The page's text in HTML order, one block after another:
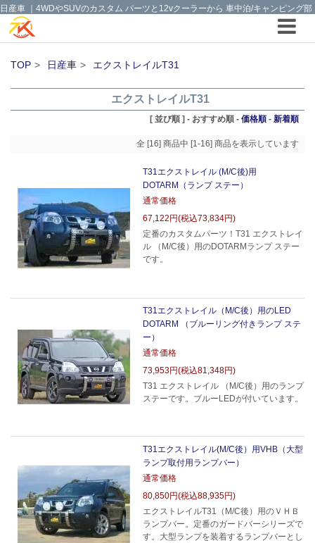
日産車 ｜4WDやSUVのカスタム パーツと12vクーラーから 車中泊/キャンピング部
品までご提案の T.K TECH 埼玉
TOP 日産車 エクストレイルT31
エクストレイルT31
[ 並び順 ] - おすすめ順- 価格順- 新着順
全 [16] 商品中 [1-16] 商品を表示しています
T31エクストレイル (M/C後)用
DOTARM（ランプ ステー）
通常価格
67,122円(税込73,834円)
定番のカスタムパーツ！T31 エクストレイ
ル （M/C後）用のDOTARMランプ ステー
です。
T31エクストレイル（M/C後）用のLED
DOTARM （ブルーリング付きランプ ステ
ー）
通常価格
73,953円(税込81,348円)
T31 エクストレイル （M/C後）用のランプ
ステーです。ブルーLEDが付いています。
T31エクストレイル(M/C後）用VHB（大型
ランプ取付用ランプバー）
通常価格
80,850円(税込88,935円)
エクストレイルT31（M/C後）用のＶＨＢ
ランプバー。定番のガードバーシリーズで
す。大型ランプを装着するランプバーとし